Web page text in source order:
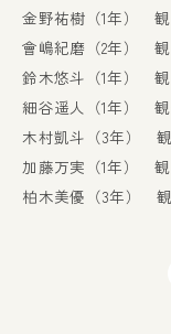
金野祐樹（1年）
會嶋紀磨（2年）
鈴木悠斗（1年）
細谷遥人（1年）
木村凱斗（3年）
加藤万実（1年）
柏木美優（3年）